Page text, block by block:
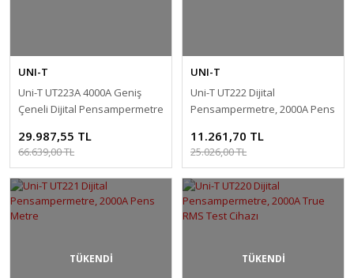
UNI-T
Uni-T UT223A 4000A Geniş
Çeneli Dijital Pensampermetre
29.987,55 TL
66.639,00 TL
UNI-T
Uni-T UT222 Dijital
Pensampermetre, 2000A Pens
11.261,70 TL
25.026,00 TL
TÜKENDİ TÜKENDİ